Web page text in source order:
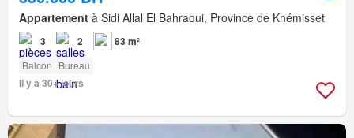
Appartement à Sidi Allal El Bahraoui, Province de Khémisset
3 2 83 m²
Balcon Bureau
Il y a 30+ jours